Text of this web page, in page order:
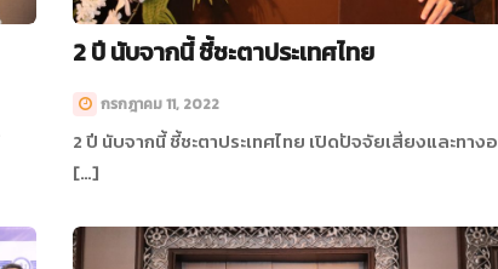
2 ปี นับจากนี้ ชี้ชะตาประเทศไทย
กรกฎาคม 11, 2022
2 ปี นับจากนี้ ชี้ชะตาประเทศไทย เปิดปัจจัยเสี่ยงและทางอ
[…]